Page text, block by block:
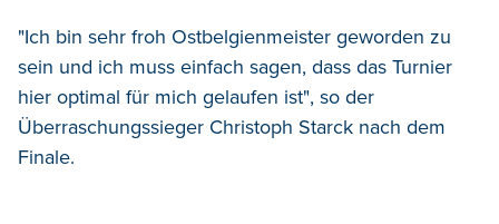
"Ich bin sehr froh Ostbelgienmeister geworden zu
sein und ich muss einfach sagen, dass das Turnier
hier optimal für mich gelaufen ist", so der
Überraschungssieger Christoph Starck nach dem
Finale.